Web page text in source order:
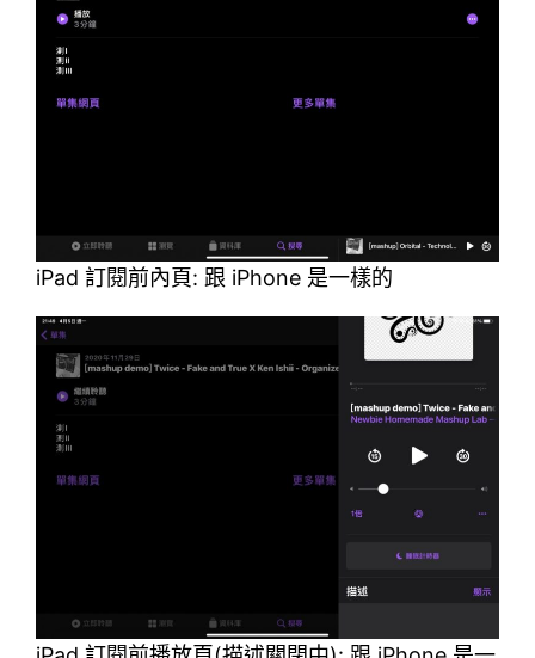
iPad 訂閱前內頁: 跟 iPhone 是一樣的